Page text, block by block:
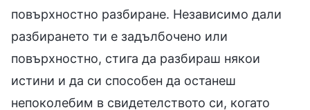
повърхностно разбиране. Независимо дали
разбирането ти е задълбочено или
повърхностно, стига да разбираш някои
истини и да си способен да останеш
непоколебим в свидетелството си, когато